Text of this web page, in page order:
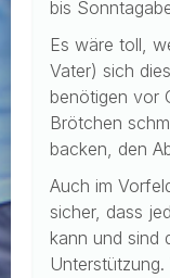
bis
Es wäre toll,
Vater) sich
benötigen vor
Brötchen
backen, den
Auch im
sicher, dass
kann und sind